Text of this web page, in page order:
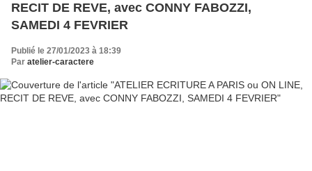
RECIT DE REVE, avec CONNY FABOZZI,
SAMEDI 4 FEVRIER
Publié le 27/01/2023 à 18:39
Par atelier-caractere